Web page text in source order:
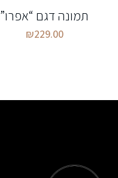
תמונה דגם “אפרו”
₪229.00